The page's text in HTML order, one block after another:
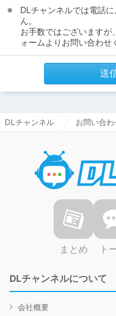
DLチャンネルでは電話
ん。
お手数ではございますが
ォームよりお問い合わせ
送
DLチャンネル お問い合わ
まとめ ト
DLチャンネルについて
会社概要